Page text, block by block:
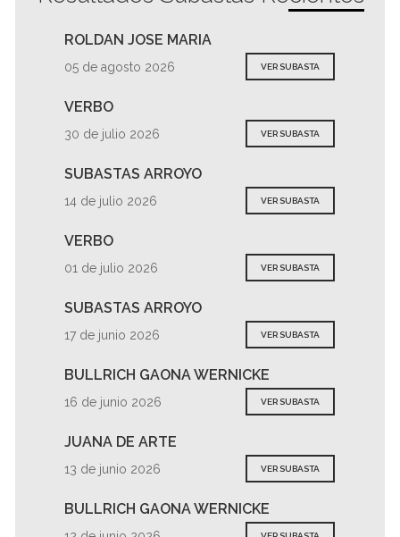
ROLDAN JOSE MARIA
05 de agosto 2026 VER SUBASTA
VERBO
30 de julio 2026 VER SUBASTA
SUBASTAS ARROYO
14 de julio 2026 VER SUBASTA
VERBO
01 de julio 2026 VER SUBASTA
SUBASTAS ARROYO
17 de junio 2026 VER SUBASTA
BULLRICH GAONA WERNICKE
16 de junio 2026 VER SUBASTA
JUANA DE ARTE
13 de junio 2026 VER SUBASTA
BULLRICH GAONA WERNICKE